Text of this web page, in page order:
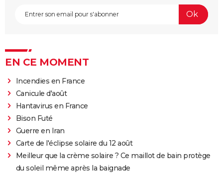
EN CE MOMENT
Incendies en France
Canicule d'août
Hantavirus en France
Bison Futé
Guerre en Iran
Carte de l'éclipse solaire du 12 août
Meilleur que la crème solaire ? Ce maillot de bain protège
du soleil même après la baignade